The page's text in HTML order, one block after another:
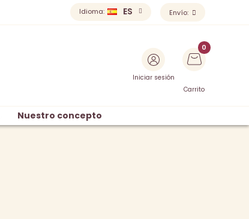
Idioma: ES Envío:
Iniciar sesión
Carrito
Nuestro concepto